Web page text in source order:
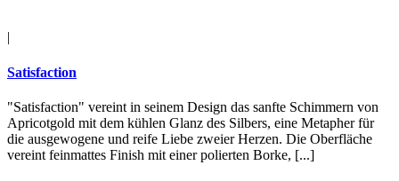
|
Satisfaction
"Satisfaction" vereint in seinem Design das sanfte Schimmern von
Apricotgold mit dem kühlen Glanz des Silbers, eine Metapher für
die ausgewogene und reife Liebe zweier Herzen. Die Oberfläche
vereint feinmattes Finish mit einer polierten Borke, [...]